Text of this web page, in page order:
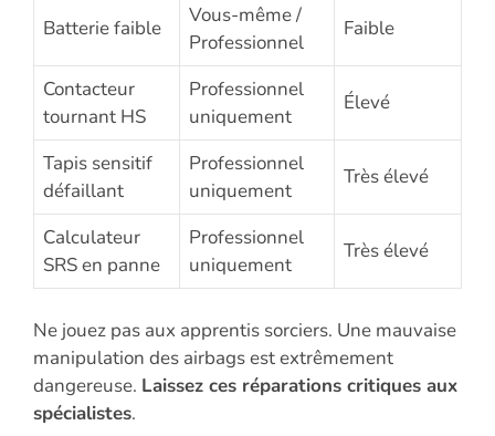
Batterie faible
Vous-même /
Professionnel
Faible
Contacteur
tournant HS
Professionnel
uniquement
Élevé
Tapis sensitif
défaillant
Professionnel
uniquement
Très élevé
Calculateur
SRS en panne
Professionnel
uniquement
Très élevé
Ne jouez pas aux apprentis sorciers. Une mauvaise
manipulation des airbags est extrêmement
dangereuse. Laissez ces réparations critiques aux
spécialistes.